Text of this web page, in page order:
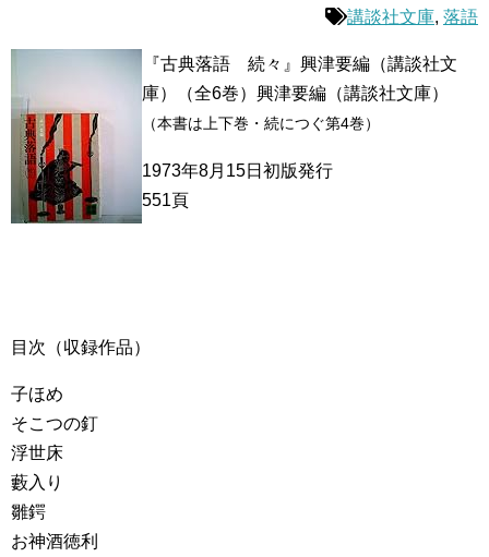
講談社文庫, 落語
『古典落語 続々』興津要編（講談社文
庫）（全6巻）興津要編（講談社文庫）
（本書は上下巻・続につぐ第4巻）
1973年8月15日初版発行
551頁
目次（収録作品）
子ほめ
そこつの釘
浮世床
藪入り
雛鍔
お神酒徳利